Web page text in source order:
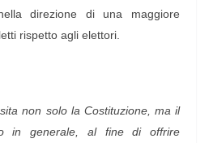
direzione di una maggiore
rispetto agli elettori.
non solo la Costituzione, ma il
in generale, al fine di offrire